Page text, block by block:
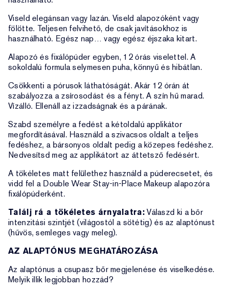
Viseld elegánsan vagy lazán. Viseld alapozóként vagy
fölötte. Teljesen felvihető, de csak javításokhoz is
használható. Egész nap… vagy egész éjszaka kitart.
Alapozó és fixálópúder egyben, 12 órás viselettel. A
sokoldalú formula selymesen puha, könnyű és hibátlan.
Csökkenti a pórusok láthatóságát. Akár 12 órán át
szabályozza a zsírosodást és a fényt. A szín hű marad.
Vízálló. Ellenáll az izzadságnak és a párának.
Szabd személyre a fedést a kétoldalú applikátor
megfordításával. Használd a szivacsos oldalt a teljes
fedéshez, a bársonyos oldalt pedig a közepes fedéshez.
Nedvesítsd meg az applikátort az áttetsző fedésért.
A tökéletes matt felülethez használd a púderecsetet, és
vidd fel a Double Wear Stay-in-Place Makeup alapozóra
fixálópúderként.
Találj rá a tökéletes árnyalatra:Válaszd ki a bőr
intenzitási szintjét (világostól a sötétig) és az alaptónust
(hűvös, semleges vagy meleg).
AZ ALAPTÓNUS MEGHATÁROZÁSA
Az alaptónus a csupasz bőr megjelenése és viselkedése.
Melyik illik legjobban hozzád?